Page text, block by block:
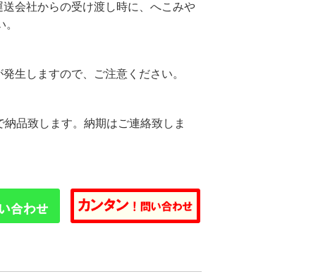
会社からの受け渡し時に、へこみや
生しますので、ご注意ください。
品致します。納期はご連絡致しま